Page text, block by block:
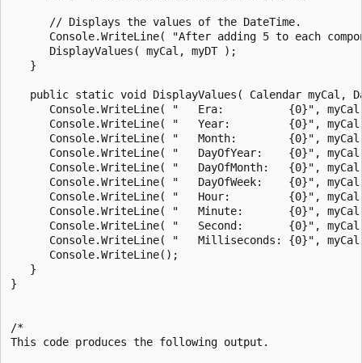
      // Displays the values of the DateTime.
Console.WriteLine( "After adding 5 to each
      DisplayValues( myCal, myDT );
   }
public static void DisplayValues( Calendar myCal,
Console.WriteLine( "   Era:          {0}",
Console.WriteLine( "   Year:         {0}",
Console.WriteLine( "   Month:        {0}",
Console.WriteLine( "   DayOfYear:    {0}",
Console.WriteLine( "   DayOfMonth:   {0}",
Console.WriteLine( "   DayOfWeek:    {0}",
Console.WriteLine( "   Hour:         {0}",
Console.WriteLine( "   Minute:       {0}",
Console.WriteLine( "   Second:       {0}",
Console.WriteLine( "   Milliseconds: {0}",
      Console.WriteLine();
   }
}
/*
This code produces the following output.